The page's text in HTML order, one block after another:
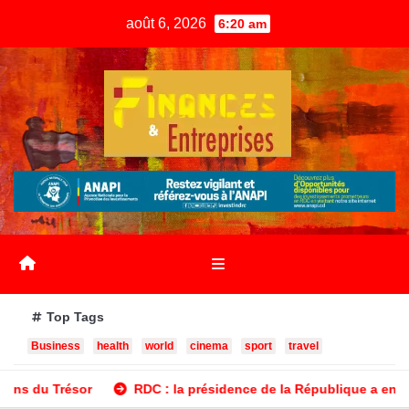
août 6, 2026 6:20 am
Top Tags
Business health world cinema sport travel
de la République a engagé des dépenses estimées à